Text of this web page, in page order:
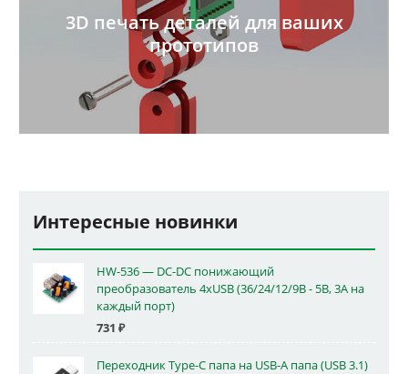
3D печать деталей для ваших
прототипов
Интересные новинки
HW-536 — DC-DC понижающий
преобразователь 4xUSB (36/24/12/9В - 5В, 3А на
каждый порт)
731 ₽
Переходник Type-C папа на USB-A папа (USB 3.1)